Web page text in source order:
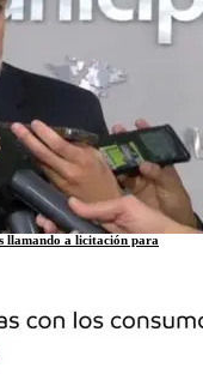
llamando a licitación para